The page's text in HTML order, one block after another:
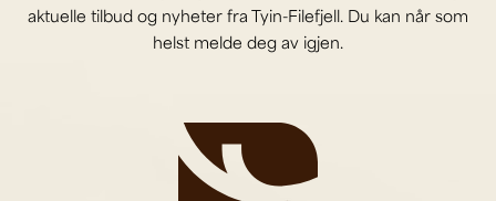
aktuelle tilbud og nyheter fra Tyin-Filefjell. Du kan når som
helst melde deg av igjen.